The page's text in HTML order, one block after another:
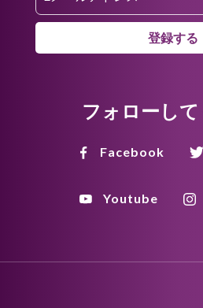
登録する
フォローし
Facebook
Youtube